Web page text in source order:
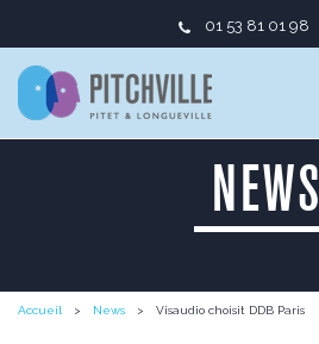
01 53 81 01 98
NEWS
Accueil News Visaudio choisit DDB Paris